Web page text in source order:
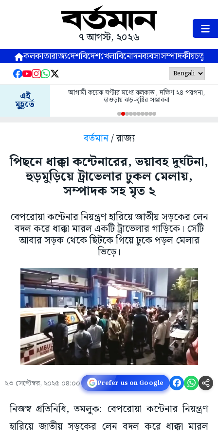
৭ আগস্ট, ২০২৬
কলকাতারাজ্যদেশবিদেশখেলাবিনোদনব্যবসাসম্পাদকীয়
এই
মুহূর্তে
আগামী কয়েক ঘণ্টার মধ্যে কলকাতা, দক্ষিণ ২৪ পরগনা,
হাওড়ায় ঝড়-বৃষ্টির সম্ভাবনা
বর্তমান/ রাজ্য
পিছনে ধাক্কা কন্টেনারের, ভয়াবহ দুর্ঘটনা,
হুড়মুড়িয়ে ট্রাভেলার ঢুকল মেলায়,
সম্পাদক সহ মৃত ২
বেপরোয়া কন্টেনার নিয়ন্ত্রণ হারিয়ে জাতীয় সড়কের লেন
বদল করে ধাক্কা মারল একটি ট্রাভেলার গাড়িকে। সেটি
আবার সড়ক থেকে ছিটকে গিয়ে ঢুকে পড়ল মেলার
ভিড়ে।
২৩ সেপ্টেম্বর, ২০২৫ ০৪:০০ Prefer us on Google
নিজস্ব প্রতিনিধি, তমলুক: বেপরোয়া কন্টেনার নিয়ন্ত্রণ
হারিয়ে জাতীয় সড়কের লেন বদল করে ধাক্কা মারল